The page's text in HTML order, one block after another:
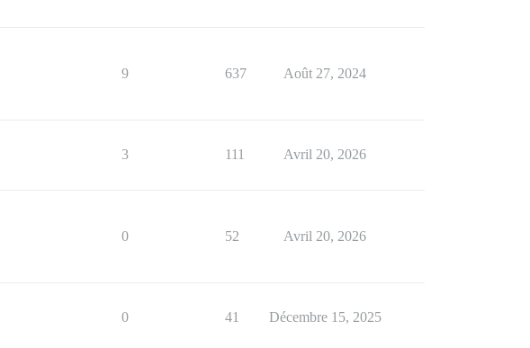
9 637 Août 27, 2024
3 111 Avril 20, 2026
0 52 Avril 20, 2026
0 41 Décembre 15, 2025